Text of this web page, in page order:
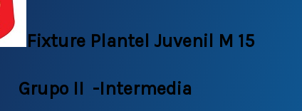
Fixture Plantel Juvenil M 15
Grupo II -Intermedia